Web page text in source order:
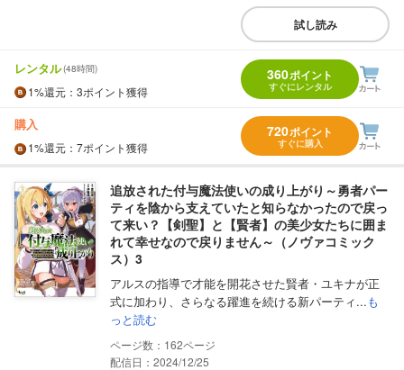
試し読み
レンタル(48時間)
1%還元 ：3ポイント獲得
360ポイント
すぐにレンタル
購入
1%還元 ：7ポイント獲得
720ポイント
すぐに購入
追放された付与魔法使いの成り上がり～勇者パー
ティを陰から支えていたと知らなかったので戻っ
て来い？【剣聖】と【賢者】の美少女たちに囲ま
れて幸せなので戻りません～（ノヴァコミック
ス）3
アルスの指導で才能を開花させた賢者・ユキナが正
式に加わり、さらなる躍進を続ける新パーティ...も
っと読む
162
配信日：2024/12/25